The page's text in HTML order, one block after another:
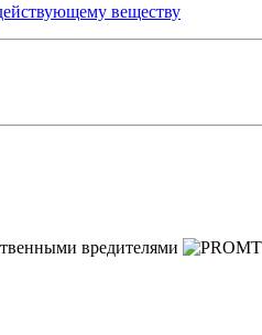
веществу
вредителями